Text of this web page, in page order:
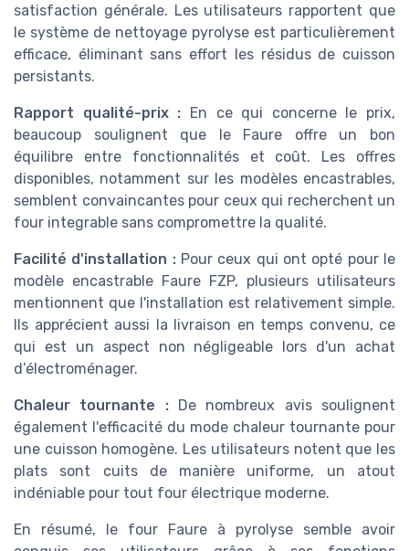
satisfaction générale. Les utilisateurs rapportent que
le système de nettoyage pyrolyse est particulièrement
efficace, éliminant sans effort les résidus de cuisson
persistants.
Rapport qualité-prix : En ce qui concerne le prix,
beaucoup soulignent que le Faure offre un bon
équilibre entre fonctionnalités et coût. Les offres
disponibles, notamment sur les modèles encastrables,
semblent convaincantes pour ceux qui recherchent un
four integrable sans compromettre la qualité.
Facilité d'installation :Pour ceux qui ont opté pour le
modèle encastrable Faure FZP, plusieurs utilisateurs
mentionnent que l'installation est relativement simple.
Ils apprécient aussi la livraison en temps convenu, ce
qui est un aspect non négligeable lors d'un achat
d’électroménager.
Chaleur tournante :De nombreux avis soulignent
également l'efficacité du mode chaleur tournante pour
une cuisson homogène. Les utilisateurs notent que les
plats sont cuits de manière uniforme, un atout
indéniable pour tout four électrique moderne.
En résumé, le four Faure à pyrolyse semble avoir